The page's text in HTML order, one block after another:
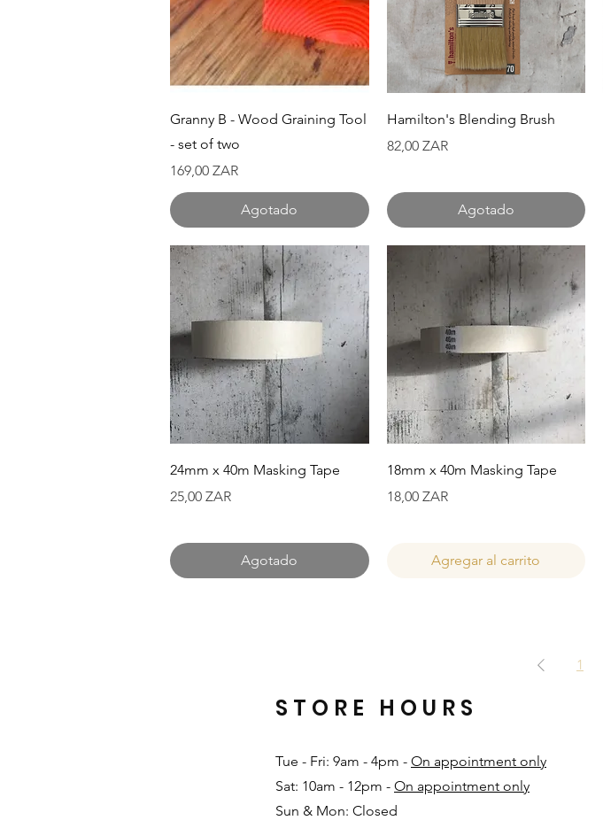
Vista rápida
Granny B - Wood Graining Tool
- set of two
Precio
169,00 ZAR
Agotado
Vista rápida
Hamilton's Blending Brush
Precio
82,00 ZAR
Agotado
Vista rápida
24mm x 40m Masking Tape
Precio
25,00 ZAR
Agotado
Vista rápida
18mm x 40m Masking Tape
Precio
18,00 ZAR
Agregar al carrito
1
Tue - Fri: 9am - 4pm - On appointment only
Sat: 10am - 12pm - On appointment only
Sun & Mon: Closed​
STORE HOURS